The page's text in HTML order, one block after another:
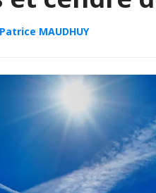
Patrice MAUDHUY